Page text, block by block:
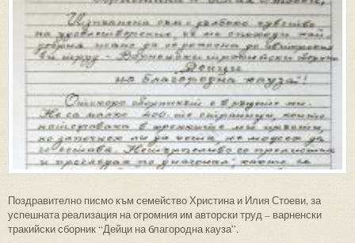
Поздравително писмо към семейство Христина и Илия Стоеви, за
успешната реализация на огромния им авторски труд – варненски
тракийски сборник “Дейци на благородна кауза”.